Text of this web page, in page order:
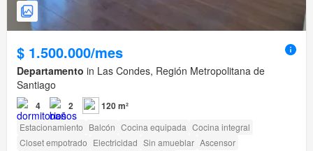
$ 1.500.000/mes
Departamento in Las Condes, Región Metropolitana de
Santiago
4 2 120 m²
Estacionamiento Balcón Cocina equipada Cocina integral
Closet empotrado Electricidad Sin amueblar Ascensor